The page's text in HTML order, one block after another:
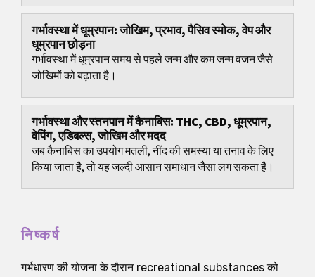
गर्भावस्था में धूम्रपान: जोखिम, प्रभाव, पैसिव स्मोक, वेप और
धूम्रपान छोड़ना
गर्भावस्था में धूम्रपान समय से पहले जन्म और कम जन्म वजन जैसे
जोखिमों को बढ़ाता है।
गर्भावस्था और स्तनपान में कैनाबिस: THC, CBD, धूम्रपान,
वेपिंग, एडिबल्स, जोखिम और मदद
जब कैनाबिस का उपयोग मतली, नींद की समस्या या तनाव के लिए
किया जाता है, तो यह जल्दी आसान समाधान जैसा लग सकता है।
निष्कर्ष
गर्भधारण की योजना के दौरान recreational substances को